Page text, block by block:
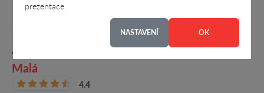
prezentace.
NASTAVENÍ OK
APARTMÁN ŠŤASTNÁ 13-ka, PhDr. Miluše
Malá
4.4